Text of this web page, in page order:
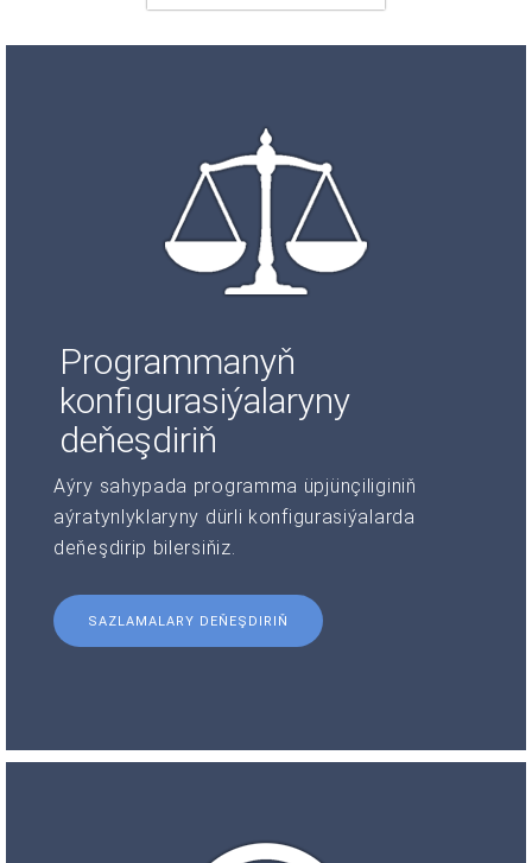
Programmanyň
konfigurasiýalaryny
deňeşdiriň
Aýry sahypada programma üpjünçiliginiň
aýratynlyklaryny dürli konfigurasiýalarda
deňeşdirip bilersiňiz.
SAZLAMALARY DEŇEŞDIRIŇ